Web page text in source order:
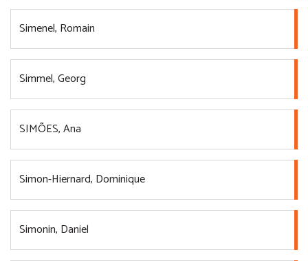
Simenel, Romain
Simmel, Georg
SIMÕES, Ana
Simon-Hiernard, Dominique
Simonin, Daniel